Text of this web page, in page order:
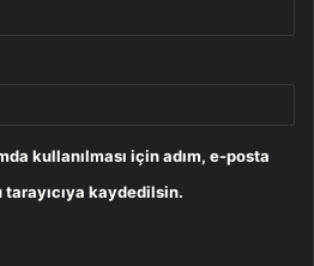
kullanılması için adım, e-posta
kaydedilsin.